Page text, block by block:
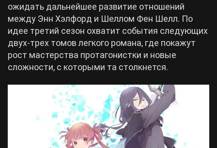
ожидать дальнейшее развитие отношений
между Энн Хэлфорд и Шеллом Фен Шелл. По
идее третий сезон охватит события следующих
двух-трех томов легкого романа, где покажут
рост мастерства протагонистки и новые
сложности, с которыми та столкнется.